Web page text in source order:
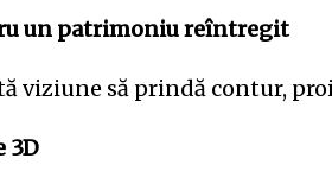
un patrimoniu reîntregit
viziune să prindă contur,
3D